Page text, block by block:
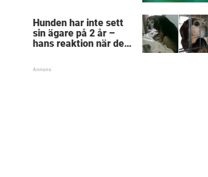
Hunden har inte sett
sin ägare på 2 år –
hans reaktion när de